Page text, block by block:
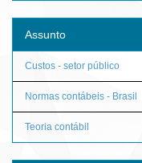
Assunto
Custos - setor público
Normas contábeis - Brasil
Teoria contábil